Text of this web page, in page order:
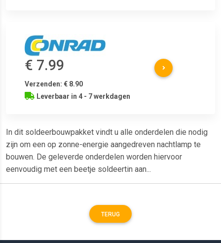
€ 7.99
Verzenden: € 8.90
Leverbaar in 4 - 7 werkdagen
In dit soldeerbouwpakket vindt u alle onderdelen die nodig
zijn om een op zonne-energie aangedreven nachtlamp te
bouwen. De geleverde onderdelen worden hiervoor
eenvoudig met een beetje soldeertin aan...
TERUG